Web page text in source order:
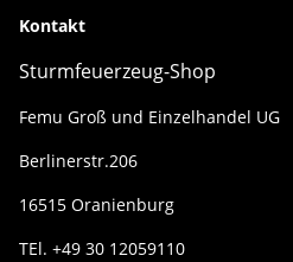
Kontakt
Sturmfeuerzeug-Shop
Femu Groß und Einzelhandel UG
Berlinerstr.206
16515 Oranienburg
TEl. +49 30 12059110